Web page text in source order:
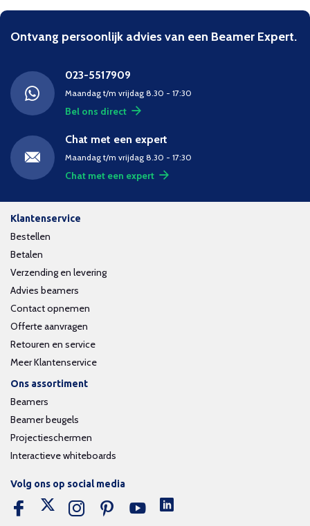
Ontvang persoonlijk advies van een Beamer Expert.
023-5517909
Maandag t/m vrijdag 8.30 - 17:30
Bel ons direct
Chat met een expert
Maandag t/m vrijdag 8.30 - 17:30
Chat met een expert
Klantenservice
Bestellen
Betalen
Verzending en levering
Advies beamers
Contact opnemen
Offerte aanvragen
Retouren en service
Meer Klantenservice
Ons assortiment
Beamers
Beamer beugels
Projectieschermen
Interactieve whiteboards
Volg ons op social media